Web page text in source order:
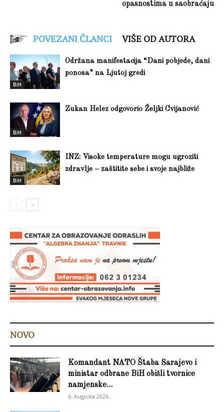
opasnostima u saobraćaju
POVEZANI ČLANCI VIŠE OD AUTORA
BiH
Održana manifestacija “Dani pobjede, dani
ponosa” na Ljutoj gredi
BiH
Zukan Helez odgovorio Željki Cvijanović
BiH
INZ: Visoke temperature mogu ugroziti
zdravlje – zaštitite sebe i svoje najbliže
NOVO
Komandant NATO Štaba Sarajevo i
ministar odbrane BiH obišli tvornice
namjenske...
6. Augusta 2026.